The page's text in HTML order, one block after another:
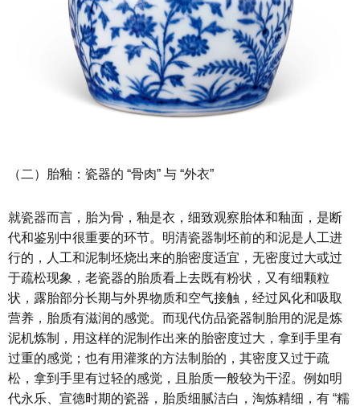
（二）胎釉：瓷器的 “骨肉” 与 “外衣”
就瓷器而言，胎为骨，釉是衣，细致观察胎体和釉面，是断
代和鉴别中很重要的环节。明清瓷器制坯前的和泥是人工进
行的，人工和泥制坯烧出来的胎密度适宜，无密度过大或过
于疏松现象，老瓷器的胎质看上去既有粉状，又有细颗粒
状，露胎部分长期与外界物质和空气接触，经过风化和吸取
营养，胎质有滋润的感觉。而现代仿品瓷器制胎用的泥是炼
泥机炼制，用这样的泥制作出来的胎密度过大，拿到手里有
过重的感觉；也有用灌浆的方法制胎的，其密度又过于疏
松，拿到手里有过轻的感觉，且胎质一般较为干涩。例如明
代永乐、宣德时期的瓷器，胎质细腻洁白，淘炼精细，有 “糯